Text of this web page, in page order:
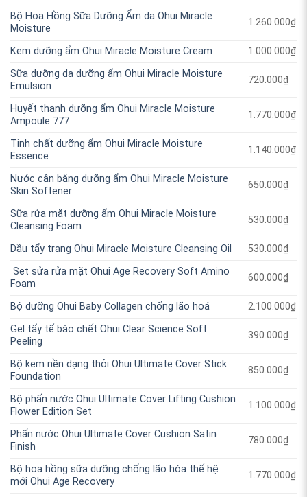
Bộ Hoa Hồng Sữa Dưỡng Ẩm da Ohui Miracle
Moisture
1.260.000₫
Kem dưỡng ẩm Ohui Miracle Moisture Cream 1.000.000₫
Sữa dưỡng da dưỡng ẩm Ohui Miracle Moisture
Emulsion
720.000₫
Huyết thanh dưỡng ẩm Ohui Miracle Moisture
Ampoule 777
1.770.000₫
Tinh chất dưỡng ẩm Ohui Miracle Moisture
Essence
1.140.000₫
Nước cân bằng dưỡng ẩm Ohui Miracle Moisture
Skin Softener
650.000₫
Sữa rửa mặt dưỡng ẩm Ohui Miracle Moisture
Cleansing Foam
530.000₫
Dầu tẩy trang Ohui Miracle Moisture Cleansing Oil 530.000₫
Set sửa rửa mặt Ohui Age Recovery Soft Amino
Foam
600.000₫
Bộ dưỡng Ohui Baby Collagen chống lão hoá 2.100.000₫
Gel tẩy tế bào chết Ohui Clear Science Soft
Peeling
390.000₫
Bộ kem nền dạng thỏi Ohui Ultimate Cover Stick
Foundation
850.000₫
Bộ phấn nước Ohui Ultimate Cover Lifting Cushion
Flower Edition Set
1.100.000₫
Phấn nước Ohui Ultimate Cover Cushion Satin
Finish
780.000₫
Bộ hoa hồng sữa dưỡng chống lão hóa thế hệ
mới Ohui Age Recovery
1.770.000₫